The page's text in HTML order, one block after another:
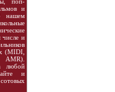
и
нашем
числе и
(MIDI,
любой
и